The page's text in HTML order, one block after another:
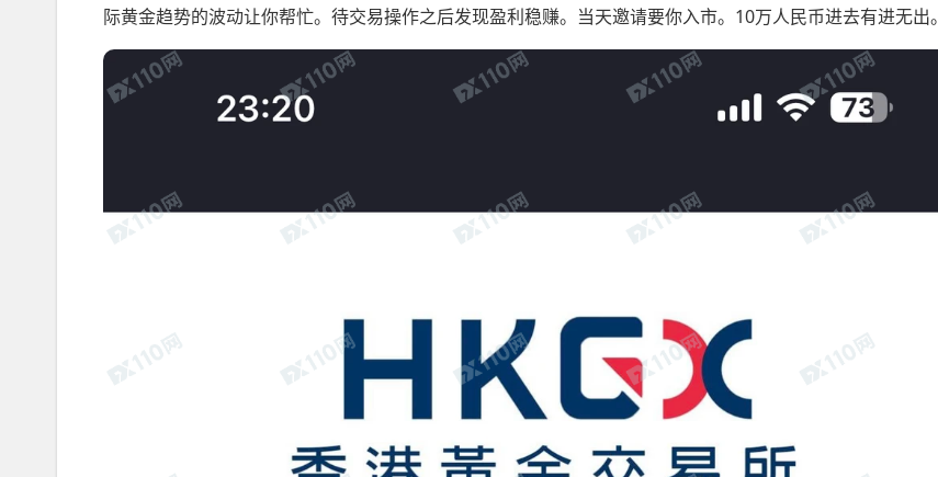
际黄金趋势的波动让你帮忙。待交易操作之后发现盈利稳赚。当天邀请要你入市。10万人民币进去有进无出。